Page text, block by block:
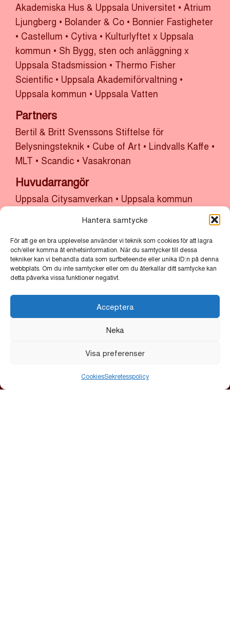
Hantera samtycke
För att ge en bra upplevelse använder vi teknik som cookies för att lagra
och/eller komma åt enhetsinformation. När du samtycker till dessa
tekniker kan vi behandla data som surfbeteende eller unika ID:n på denna
webbplats. Om du inte samtycker eller om du återkallar ditt samtycke kan
detta påverka vissa funktioner negativt.
Acceptera
Neka
Visa preferenser
CookiesSekretesspolicy
Akademiska Hus & Uppsala Universitet • Atrium
Ljungberg • Bolander & Co • Bonnier Fastigheter
• Castellum • Cytiva • Kulturlyftet x Uppsala
kommun • Sh Bygg, sten och anläggning x
Uppsala Stadsmission • Thermo Fisher
Scientific • Uppsala Akademiförvaltning •
Uppsala kommun • Uppsala Vatten
Partners
Bertil & Britt Svenssons Stiftelse för
Belysningsteknik • Cube of Art • Lindvalls Kaffe •
MLT • Scandic • Vasakronan
Huvudarrangör
Uppsala Citysamverkan • Uppsala kommun
ALLT LJUS PÅ UPPSALA
Allt ljus på Uppsala är en årlig ljusfestival som lyser upp
gemenskap och nya perspektiv.